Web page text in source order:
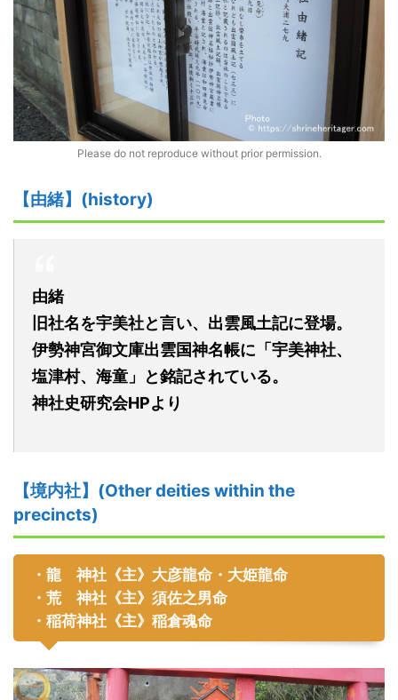
Please do not reproduce without prior permission.
【由緒】(history)
由緒
旧社名を宇美社と言い、出雲風土記に登場。
伊勢神宮御文庫出雲国神名帳に「宇美神社、
塩津村、海童」と銘記されている。
神社史研究会HPより
【境内社】(Other deities within the
precincts)
・ 龍 神社 《主》 大彦龍命 ・ 大姫龍命
・ 荒 神社 《主》 須佐之男命
・ 稲荷神社 《主》 稲倉魂命